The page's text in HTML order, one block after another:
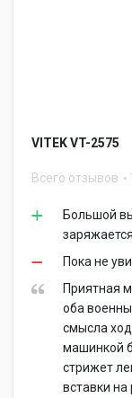
VITEK VT-2575
Всего отзывов 1
Большой
Пока не
Приятная
оба
смысла
машинкой
стрижет
вставки на